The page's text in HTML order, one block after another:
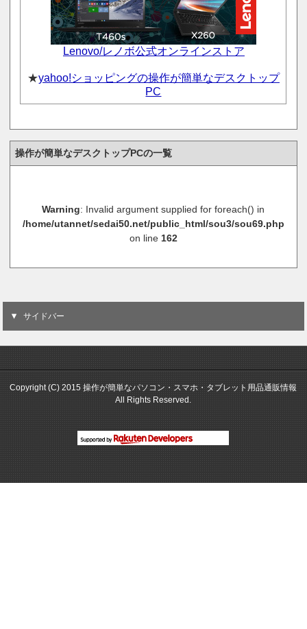
Lenovo/レノボ公式オンラインストア
★yahoo!ショッピングの操作が簡単なデスクトップ
PC
操作が簡単なデスクトップPCの一覧
Warning: Invalid argument supplied for foreach() in
/home/utannet/sedai50.net/public_html/sou3/sou69.php
on line 162
サイドバー
Copyright (C) 2015 操作が簡単なパソコン・スマホ・タブレット用品通販情報
All Rights Reserved.